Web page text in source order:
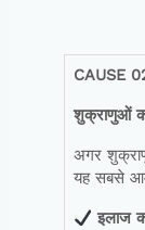
CAUSE
शुक्राणुओं
अगर
यह सबसे
इलाज